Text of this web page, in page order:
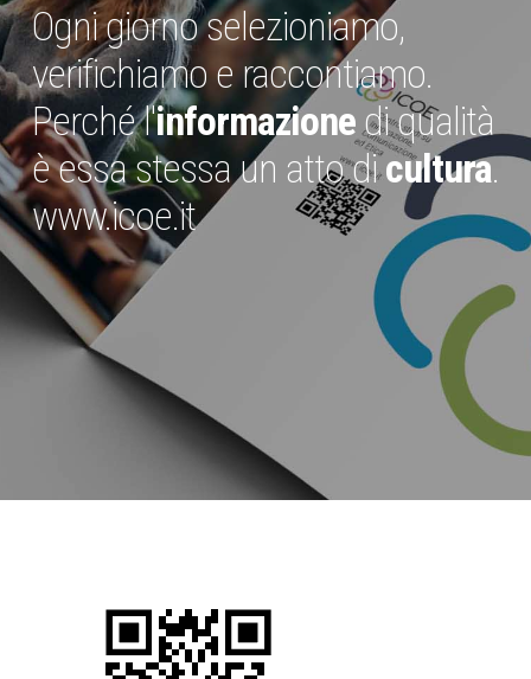
Ogni giorno selezioniamo,
verifichiamo e raccontiamo.
Perché l'informazionedi qualità
è essa stessa un atto dicultura.
www.icoe.it